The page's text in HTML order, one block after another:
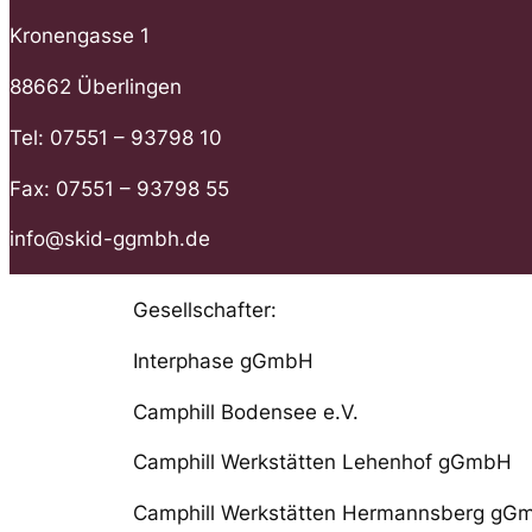
Kronengasse 1
88662 Überlingen
Tel: 07551 – 93798 10
Fax: 07551 – 93798 55
info@skid-ggmbh.de
Gesellschafter:
Interphase gGmbH
Camphill Bodensee e.V.
Camphill Werkstätten Lehenhof gGmbH
Camphill Werkstätten Hermannsberg